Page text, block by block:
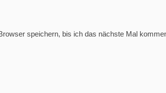
speichern, bis ich das nächste Mal